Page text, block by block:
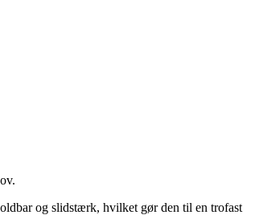
og slidstærk, hvilket gør den til en trofast